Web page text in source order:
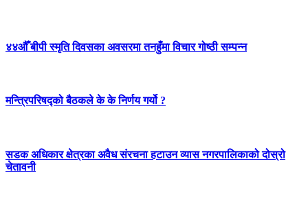
४४औँ बीपी स्मृति दिवसका अवसरमा तनहुँमा विचार गोष्ठी सम्पन्न
मन्त्रिपरिषद्को बैठकले के के निर्णय गर्यो ?
सडक अधिकार क्षेत्रका अवैध संरचना हटाउन व्यास नगरपालिकाको दोस्रो
चेतावनी